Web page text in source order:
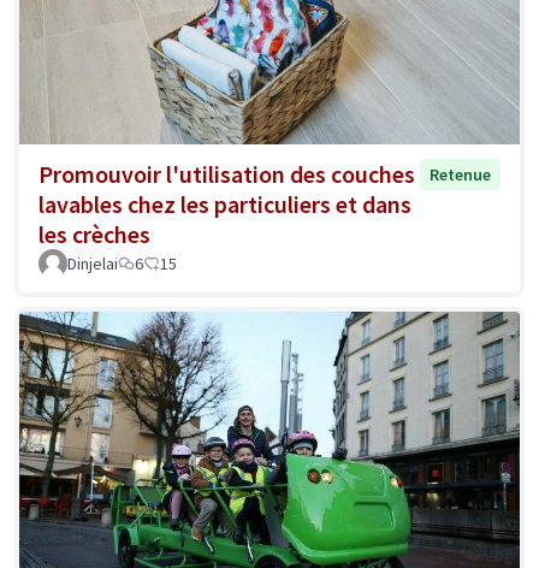
Promouvoir l'utilisation des couches
lavables chez les particuliers et dans
les crèches
Retenue
Dinjelai 6 15